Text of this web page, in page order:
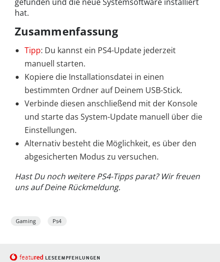
hat.
Zusammenfassung
Tipp: Du kannst ein PS4-Update jederzeit
manuell starten.
Kopiere die Installationsdatei in einen
bestimmten Ordner auf Deinem USB-Stick.
Verbinde diesen anschließend mit der Konsole
und starte das System-Update manuell über die
Einstellungen.
Alternativ besteht die Möglichkeit, es über den
abgesicherten Modus zu versuchen.
Hast Du noch weitere PS4-Tipps parat? Wir freuen
uns auf Deine Rückmeldung.
Gaming Ps4
featured LESEEMPFEHLUNGEN